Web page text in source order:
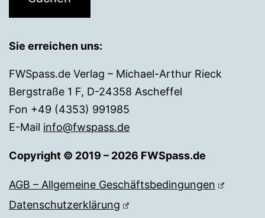
Sie erreichen uns:
FWSpass.de Verlag – Michael-Arthur Rieck
Bergstraße 1 F, D-24358 Ascheffel
Fon +49 (4353) 991985
E-Mail info@fwspass.de
Copyright © 2019 – 2026 FWSpass.de
AGB – Allgemeine Geschäftsbedingungen
Datenschutzerklärung